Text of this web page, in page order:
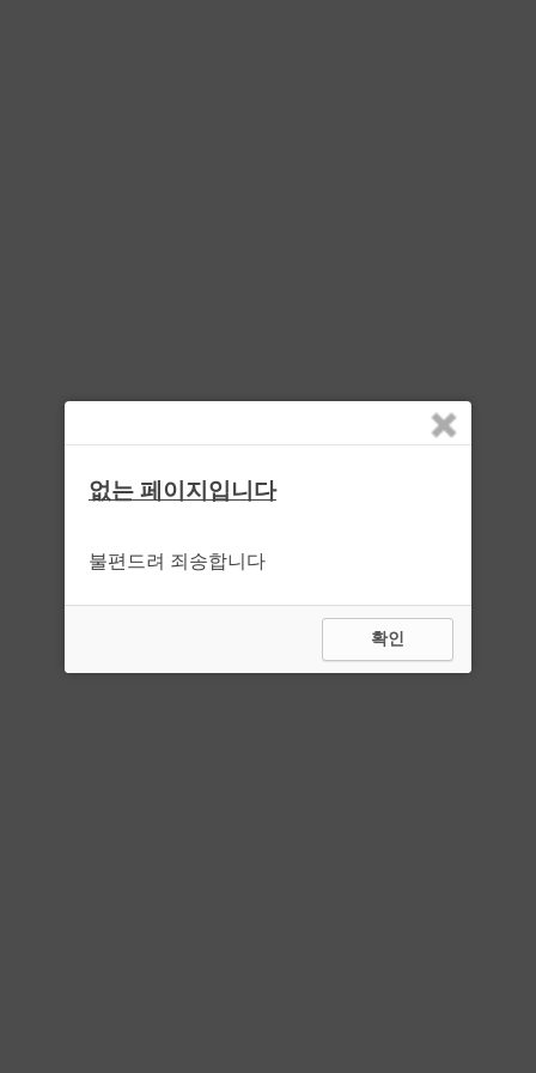
없는 페이지입니다
불편드려 죄송합니다
확인